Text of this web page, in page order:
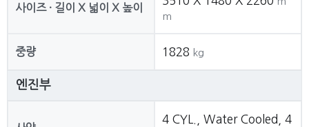
사이즈 · 길이 X 넓이 X 높이
m
중량 1828 kg
엔진부
4 CYL., Water Cooled, 4